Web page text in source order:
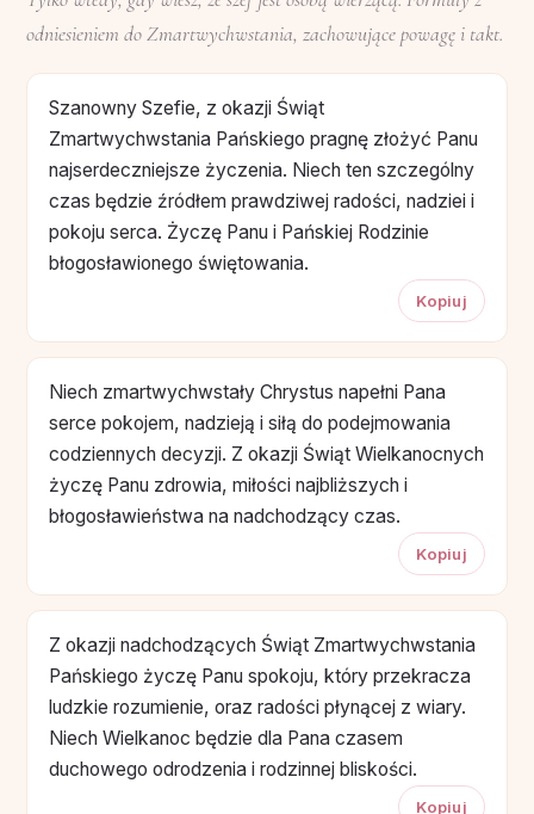
odniesieniem do Zmartwychwstania, zachowujące powagę i takt.
Szanowny Szefie, z okazji Świąt
Zmartwychwstania Pańskiego pragnę złożyć Panu
najserdeczniejsze życzenia. Niech ten szczególny
czas będzie źródłem prawdziwej radości, nadziei i
pokoju serca. Życzę Panu i Pańskiej Rodzinie
błogosławionego świętowania.
Kopiuj
Niech zmartwychwstały Chrystus napełni Pana
serce pokojem, nadzieją i siłą do podejmowania
codziennych decyzji. Z okazji Świąt Wielkanocnych
życzę Panu zdrowia, miłości najbliższych i
błogosławieństwa na nadchodzący czas.
Kopiuj
Z okazji nadchodzących Świąt Zmartwychwstania
Pańskiego życzę Panu spokoju, który przekracza
ludzkie rozumienie, oraz radości płynącej z wiary.
Niech Wielkanoc będzie dla Pana czasem
duchowego odrodzenia i rodzinnej bliskości.
Kopiuj